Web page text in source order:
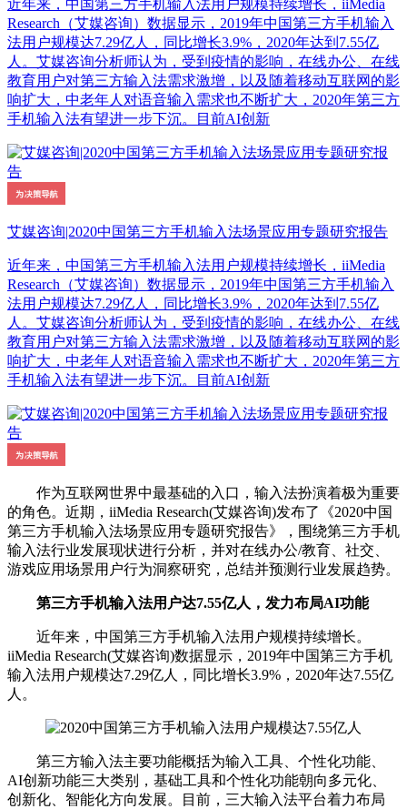
近年来，中国第三方手机输入法用户规模持续增长，iiMedia
Research（艾媒咨询）数据显示，2019年中国第三方手机输入
法用户规模达7.29亿人，同比增长3.9%，2020年达到7.55亿
人。艾媒咨询分析师认为，受到疫情的影响，在线办公、在线
教育用户对第三方输入法需求激增，以及随着移动互联网的影
响扩大，中老年人对语音输入需求也不断扩大，2020年第三方
手机输入法有望进一步下沉。目前AI创新
艾媒咨询|2020中国第三方手机输入法场景应用专题研究报告
近年来，中国第三方手机输入法用户规模持续增长，iiMedia
Research（艾媒咨询）数据显示，2019年中国第三方手机输入
法用户规模达7.29亿人，同比增长3.9%，2020年达到7.55亿
人。艾媒咨询分析师认为，受到疫情的影响，在线办公、在线
教育用户对第三方输入法需求激增，以及随着移动互联网的影
响扩大，中老年人对语音输入需求也不断扩大，2020年第三方
手机输入法有望进一步下沉。目前AI创新
作为互联网世界中最基础的入口，输入法扮演着极为重要
的角色。近期，iiMedia Research(艾媒咨询)发布了《2020中国
第三方手机输入法场景应用专题研究报告》，围绕第三方手机
输入法行业发展现状进行分析，并对在线办公/教育、社交、
游戏应用场景用户行为洞察研究，总结并预测行业发展趋势。
第三方手机输入法用户达7.55亿人，发力布局AI功能
近年来，中国第三方手机输入法用户规模持续增长。
iiMedia Research(艾媒咨询)数据显示，2019年中国第三方手机
输入法用户规模达7.29亿人，同比增长3.9%，2020年达7.55亿
人。
第三方输入法主要功能概括为输入工具、个性化功能、
AI创新功能三大类别，基础工具和个性化功能朝向多元化、
创新化、智能化方向发展。目前，三大输入法平台着力布局